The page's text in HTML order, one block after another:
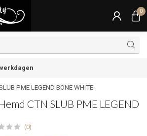
0
PME LEGEND BONE WHITE
CTN SLUB PME LEGEND
(0)